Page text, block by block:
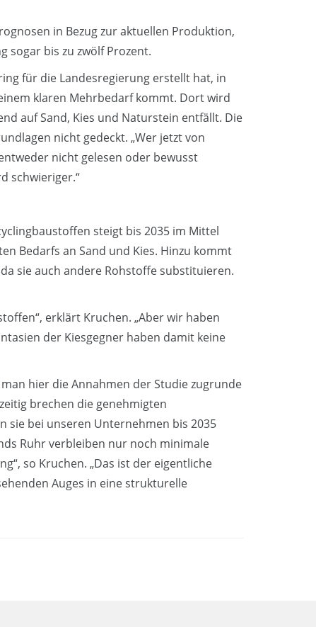
in Bezug zur aktuellen Produktion,
sogar bis zu zwölf Prozent.
für die Landesregierung erstellt hat, in
klaren Mehrbedarf kommt. Dort wird
auf Sand, Kies und Naturstein entfällt. Die
nicht gedeckt. „Wer jetzt von
nicht gelesen oder bewusst
schwieriger.“
steigt bis 2035 im Mittel
Bedarfs an Sand und Kies. Hinzu kommt
sie auch andere Rohstoffe substituieren.
erklärt Kruchen. „Aber wir haben
der Kiesgegner haben damit keine
hier die Annahmen der Studie zugrunde
brechen die genehmigten
sie bei unseren Unternehmen bis 2035
Ruhr verbleiben nur noch minimale
so Kruchen. „Das ist der eigentliche
Auges in eine strukturelle